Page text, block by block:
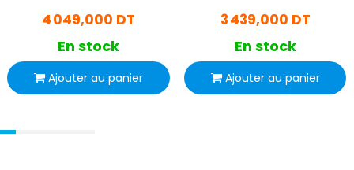
Windows 11 pro
4 049,000 DT
En stock
Ajouter au panier
3 439,000 DT
En stock
Ajouter au panier